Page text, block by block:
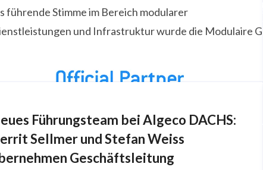
führende Stimme im Bereich modularer
und Infrastruktur wurde die Modulaire G
Führungsteam bei Algeco DACHS:
Sellmer und Stefan Weiss
Geschäftsleitung